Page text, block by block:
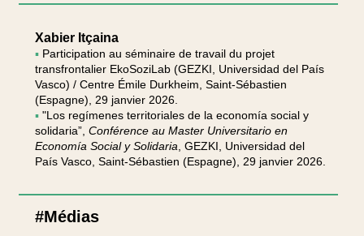
Xabier Itçaina
▪Participation au séminaire de travail du projet
transfrontalier EkoSoziLab (GEZKI, Universidad del País
Vasco) / Centre Émile Durkheim, Saint-Sébastien
(Espagne), 29 janvier 2026.
▪"Los regímenes territoriales de la economía social y
solidaria”, Conférence au Master Universitario en
Economía Social y Solidaria , GEZKI, Universidad del
País Vasco, Saint-Sébastien (Espagne), 29 janvier 2026.
#Médias